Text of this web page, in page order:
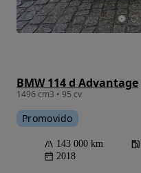
BMW 114 d Advantage
1496 cm3 • 95 cv
Promovido
143 000 km
2018